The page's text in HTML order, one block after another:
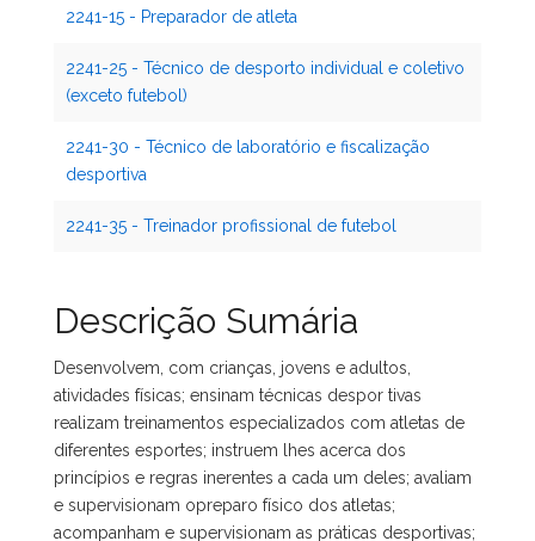
2241-15 - Preparador de atleta
2241-25 - Técnico de desporto individual e coletivo
(exceto futebol)
2241-30 - Técnico de laboratório e fiscalização
desportiva
2241-35 - Treinador profissional de futebol
Descrição Sumária
Desenvolvem, com crianças, jovens e adultos,
atividades físicas; ensinam técnicas despor tivas
realizam treinamentos especializados com atletas de
diferentes esportes; instruem lhes acerca dos
princípios e regras inerentes a cada um deles; avaliam
e supervisionam opreparo físico dos atletas;
acompanham e supervisionam as práticas desportivas;